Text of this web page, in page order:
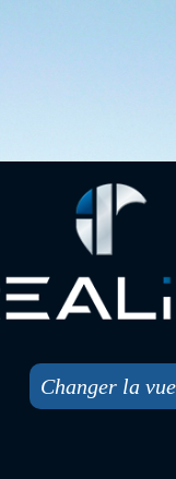
Changer la vue